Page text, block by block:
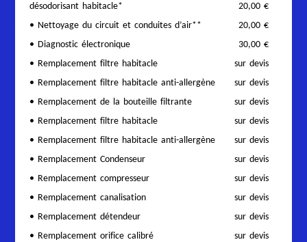
désodorisant habitacle*
20,00 €
• Nettoyage du circuit et conduites d’air**
20,00 €
• Diagnostic électronique
30,00 €
• Remplacement filtre habitacle
sur devis
• Remplacement filtre habitacle anti-allergène
sur devis
• Remplacement de la bouteille filtrante
sur devis
• Remplacement filtre habitacle
sur devis
• Remplacement filtre habitacle anti-allergène
sur devis
• Remplacement Condenseur
sur devis
• Remplacement compresseur
sur devis
• Remplacement canalisation
sur devis
• Remplacement détendeur
sur devis
• Remplacement orifice calibré
sur devis